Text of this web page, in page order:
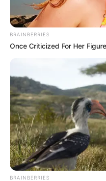
BRAINBERRIES
Once Criticized For Her
BRAINBERRIES